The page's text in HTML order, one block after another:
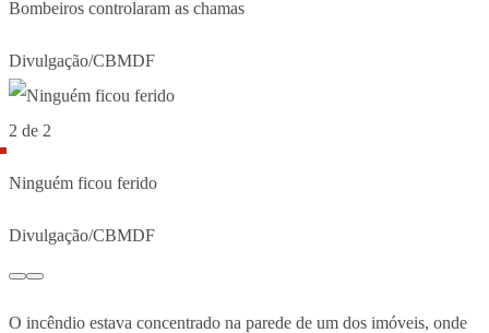
Bombeiros controlaram as chamas
Divulgação/CBMDF
2 de 2
Ninguém ficou ferido
Divulgação/CBMDF
O incêndio estava concentrado na parede de um dos imóveis, onde